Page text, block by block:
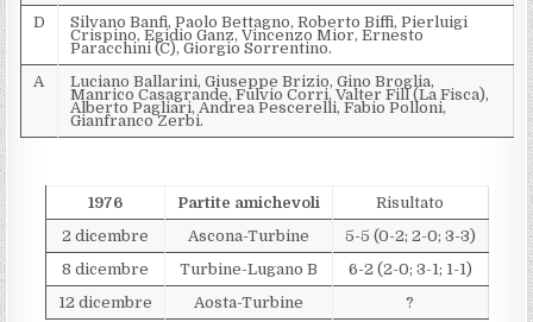
D
Silvano Banfi, Paolo Bettagno, Roberto Biffi, Pierluigi
Crispino, Egidio Ganz, Vincenzo Mior, Ernesto
Paracchini (C), Giorgio Sorrentino.
A
Luciano Ballarini, Giuseppe Brizio, Gino Broglia,
Manrico Casagrande, Fulvio Corri, Valter Fill (La Fisca),
Alberto Pagliari, Andrea Pescerelli, Fabio Polloni,
Gianfranco Zerbi.
1976 Partite amichevoli
Risultato
2 dicembre
Ascona-Turbine
5-5 (0-2; 2-0; 3-3)
8 dicembre
Turbine-Lugano B
6-2 (2-0; 3-1; 1-1)
12 dicembre
Aosta-Turbine ?